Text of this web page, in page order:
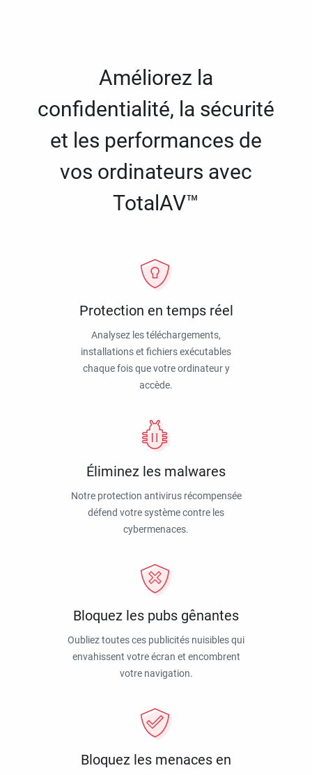
Améliorez la
confidentialité, la sécurité
et les performances de
vos ordinateurs avec
TotalAV™
Protection en temps réel
Analysez les téléchargements,
installations et fichiers exécutables
chaque fois que votre ordinateur y
accède.
Éliminez les malwares
Notre protection antivirus récompensée
défend votre système contre les
cybermenaces.
Bloquez les pubs gênantes
Oubliez toutes ces publicités nuisibles qui
envahissent votre écran et encombrent
votre navigation.
Bloquez les menaces en